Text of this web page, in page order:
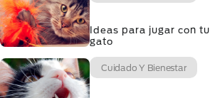
Ideas para jugar con tu
gato
Cuidado Y Bienestar